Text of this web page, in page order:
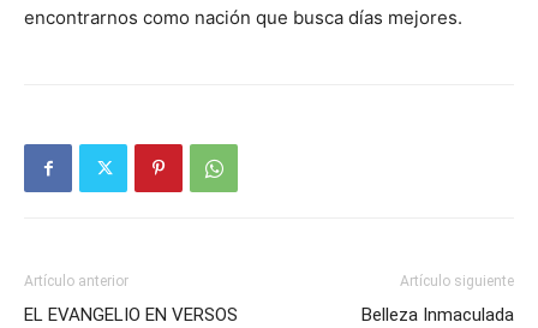
encontrarnos como nación que busca días mejores.
Artículo anterior
EL EVANGELIO EN VERSOS
Artículo siguiente
Belleza Inmaculada